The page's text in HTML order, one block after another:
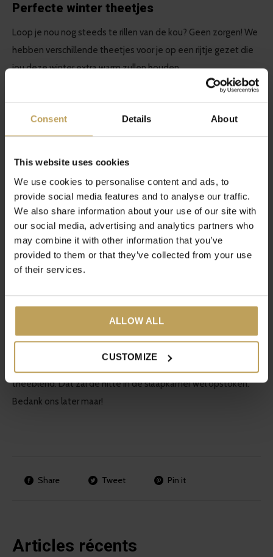
Consent Details About
This website uses cookies
We use cookies to personalise content and ads, to
provide social media features and to analyse our traffic.
We also share information about your use of our site with
our social media, advertising and analytics partners who
may combine it with other information that you’ve
provided to them or that they’ve collected from your use
of their services.
ALLOW ALL
CUSTOMIZE
Perfecte winter theetjes
Loop je nou nog steeds te rillen van de kou? Geen zorgen! We
hebben verschillende theetjes voor je op een rijtje gezet die
jou deze winter extra warm zullen houden.
Heel toevallig hebben wij een thee waarin alle
bovengenoemde kruiden inzitten. Dus wil jij er zeker van zijn
dat jouw hele lichaam straks heerlijk warm wordt? Kies voor de
De naam van deze thee zegt al genoeg, deFrozy Cozy
. Een
heerlijke zwarte thee met sinaasappelschil en kruidnagel.
Alleen nog een koekje erbij!
Opwarmen zonder cafeïne? Dat kan met de Ohmmm… Dit is
waaronder kaneel en gember, zal deze thee je interne haartje
Make Your Bedrock
theeblend. Dat zal de hitte in de slaapkamer wel opstoken.
Bedank ons later maar!
Share Tweet Pin it
Articles récents